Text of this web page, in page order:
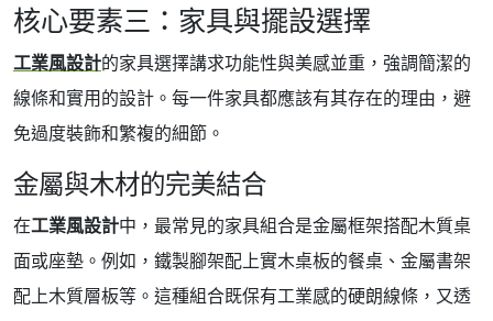
核心要素三：家具與擺設選擇
工業風設計的家具選擇講求功能性與美感並重，強調簡潔的
線條和實用的設計。每一件家具都應該有其存在的理由，避
免過度裝飾和繁複的細節。
金屬與木材的完美結合
在工業風設計中，最常見的家具組合是金屬框架搭配木質桌
面或座墊。例如，鐵製腳架配上實木桌板的餐桌、金屬書架
配上木質層板等。這種組合既保有工業感的硬朗線條，又透